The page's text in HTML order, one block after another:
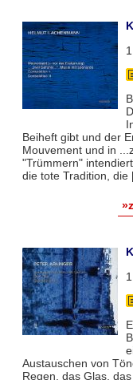
Beiheft gibt und der
Mouvement und in
"Trümmern"
die tote Tradition, die
Austauschen von
Regen, das Glas,